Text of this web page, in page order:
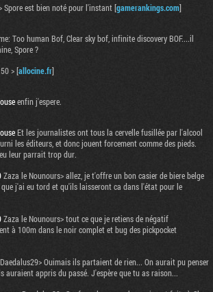
Spore est bien noté pour l'instant [gamerankings.com]
Too human Bof, Clear sky bof, infinite discovery BOF....il
Spore ?
> [allocine.fr]
enfin j'espere.
Et les journalistes ont tous la cervelle fusillée par l'alcool
les éditeurs, et donc jouent forcement comme des pieds.
leur parrait trop dur.
Zaza le Nounours> allez, je t'offre un bon casier de biere belge
j'ai eu tord et qu'ils laisseront ca dans l'état pour le
Zaza le Nounours> tout ce que je retiens de négatif
à 100m dans le noir complet et bug des pickpocket
Daedalus29> Ouimais ils partaient de rien... On aurait pu penser
auraient appris du passé. J'espère que tu as raison...